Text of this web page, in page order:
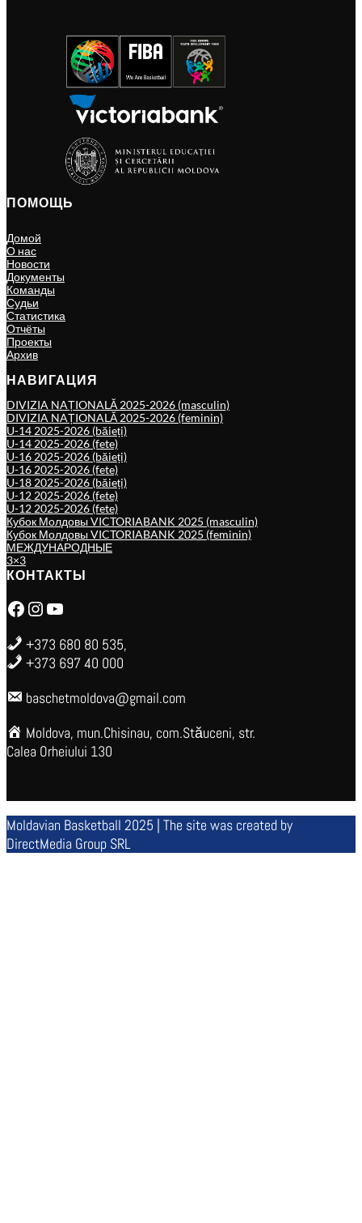
ПОМОЩЬ
Домой
О нас
Новости
Документы
Команды
Судьи
Статистика
Отчёты
Проекты
Архив
НАВИГАЦИЯ
DIVIZIA NAȚIONALĂ 2025-2026 (masculin)
DIVIZIA NAȚIONALĂ 2025-2026 (feminin)
U-14 2025-2026 (băieți)
U-14 2025-2026 (fete)
U-16 2025-2026 (băieți)
U-16 2025-2026 (fete)
U-18 2025-2026 (băieți)
U-12 2025-2026 (fete)
U-12 2025-2026 (fete)
Кубок Молдовы VICTORIABANK 2025 (masculin)
Кубок Молдовы VICTORIABANK 2025 (feminin)
МЕЖДУНАРОДНЫЕ
3×3
КОНТАКТЫ
Facebook Instagram YouTube
+373 680 80 535,
+373 697 40 000
baschetmoldova@gmail.com
Moldova, mun.Chisinau, com.Stăuceni, str.
Calea Orheiului 130
Moldavian Basketball 2025 | The site was created by
DirectMedia Group SRL